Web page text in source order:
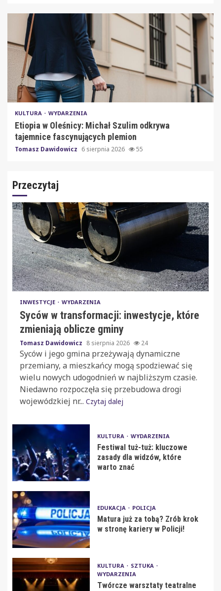
KULTURA WYDARZENIA
Etiopia w Oleśnicy: Michał Szulim odkrywa
tajemnice fascynujących plemion
Tomasz Dawidowicz 6 sierpnia 2026 55
Przeczytaj
INWESTYCJE WYDARZENIA
Syców w transformacji: inwestycje, które
zmieniają oblicze gminy
Tomasz Dawidowicz 8 sierpnia 2026 24
Syców i jego gmina przeżywają dynamiczne
przemiany, a mieszkańcy mogą spodziewać się
wielu nowych udogodnień w najbliższym czasie.
Niedawno rozpoczęła się przebudowa drogi
wojewódzkiej nr... Czytaj dalej
KULTURA WYDARZENIA
Festiwal tuż-tuż: kluczowe
zasady dla widzów, które
warto znać
EDUKACJA POLICJA
Matura już za tobą? Zrób krok
w stronę kariery w Policji!
KULTURA
SZTUKA
WYDARZENIA
Twórcze warsztaty teatralne